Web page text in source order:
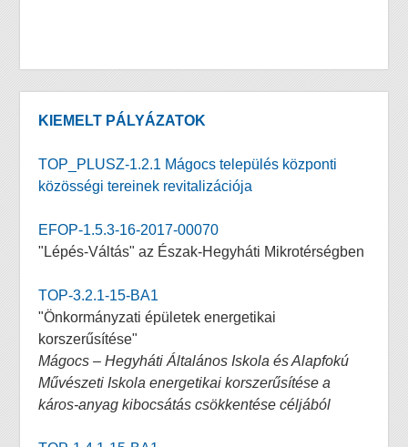
KIEMELT PÁLYÁZATOK
TOP_PLUSZ-1.2.1 Mágocs település központi
közösségi tereinek revitalizációja
EFOP-1.5.3-16-2017-00070
"Lépés-Váltás" az Észak-Hegyháti Mikrotérségben
TOP-3.2.1-15-BA1
"Önkormányzati épületek energetikai
korszerűsítése"
Mágocs – Hegyháti Általános Iskola és Alapfokú
Művészeti Iskola energetikai korszerűsítése a
káros-anyag kibocsátás csökkentése céljából